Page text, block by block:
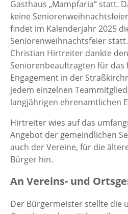
Gasthaus „Mampfaria“ statt.
keine
findet im Kalenderjahr 2025
Seniorenweihnachtsfeier
Christian Hirtreiter dankte
Seniorenbeauftragten für das
Engagement in der
jedem einzelnen
langjährigen ehrenamtlichen
Hirtreiter wies auf das
Angebot der gemeindlichen
auch der Vereine, für die
Bürger hin.
An Vereins- und
Der Bürgermeister stellte die